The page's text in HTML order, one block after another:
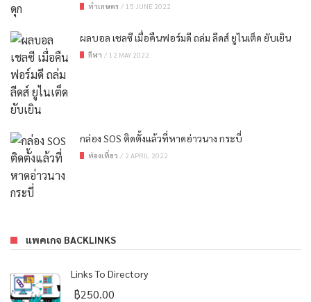
ทำเกษตร / 15 JUNE 2022
ผลบอล เชลซี เมื่อคืนฟอร์มดี ถล่ม ลีดส์ ยูไนเต็ด ยับเยิน
กีฬา / 12 MAY 2022
กล่อง SOS ติดตั้งแล้วที่หาดอ่าวนาง กระบี่
ท่องเที่ยว / 2 APRIL 2022
แพคเกจ BACKLINKS
Links To Directory
฿250.00